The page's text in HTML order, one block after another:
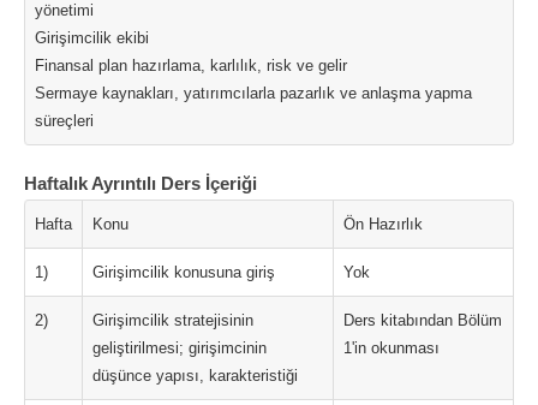
yönetimi
Girişimcilik ekibi
Finansal plan hazırlama, karlılık, risk ve gelir
Sermaye kaynakları, yatırımcılarla pazarlık ve anlaşma yapma
süreçleri
Haftalık Ayrıntılı Ders İçeriği
Hafta Konu Ön Hazırlık
1) Girişimcilik konusuna giriş Yok
2)
Girişimcilik stratejisinin
geliştirilmesi; girişimcinin
düşünce yapısı, karakteristiği
Ders kitabından Bölüm
1'in okunması